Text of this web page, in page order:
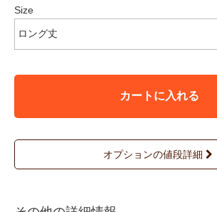
自然な色落ちは草木染めならではの風合いと
の変化もまるごとおたのしみください。
３回目までは特に色落ちしやすいため、裏
お取り寄せをご希望の場合、通常通りカー
Size
カートに入れる
オプションの値段詳細